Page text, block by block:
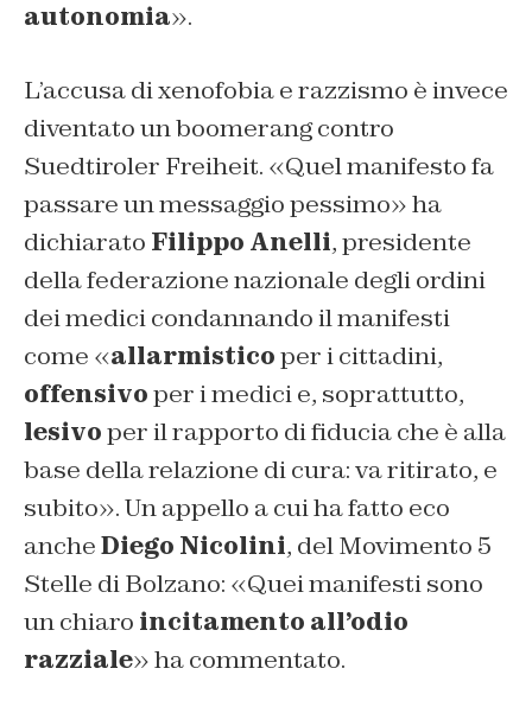
autonomia».
L’accusa di xenofobia e razzismo è invece
diventato un boomerang contro
Suedtiroler Freiheit. «Quel manifesto fa
passare un messaggio pessimo» ha
dichiarato Filippo Anelli, presidente
della federazione nazionale degli ordini
dei medici condannando il manifesti
come «allarmisticoper i cittadini,
offensivoper i medici e, soprattutto,
lesivoper il rapporto di fiducia che è alla
base della relazione di cura: va ritirato, e
subito». Un appello a cui ha fatto eco
ancheDiego Nicolini, del Movimento 5
Stelle di Bolzano: «Quei manifesti sono
un chiaro incitamento all’odio
razziale» ha commentato.